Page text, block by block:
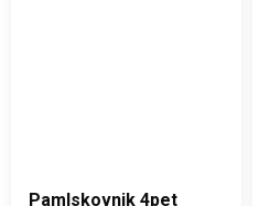
Pamlskovnik 4pet